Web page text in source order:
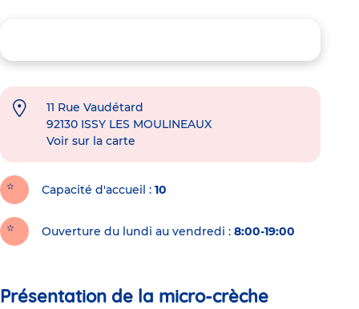
11 Rue Vaudétard
92130 ISSY LES MOULINEAUX
Voir sur la carte
Capacité d'accueil 10
Ouverture du lundi au vendredi : 8:00-19:00
Présentation de la micro-crèche